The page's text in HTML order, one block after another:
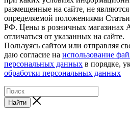
размещенные на сайте, не
определяемой положениями
РФ. Цены в розничных
отличаться от указанных на сайте.
Пользуясь сайтом или отправляя
даю согласие на использование
персональных данных в порядке,
обработки персональных данных
Найти